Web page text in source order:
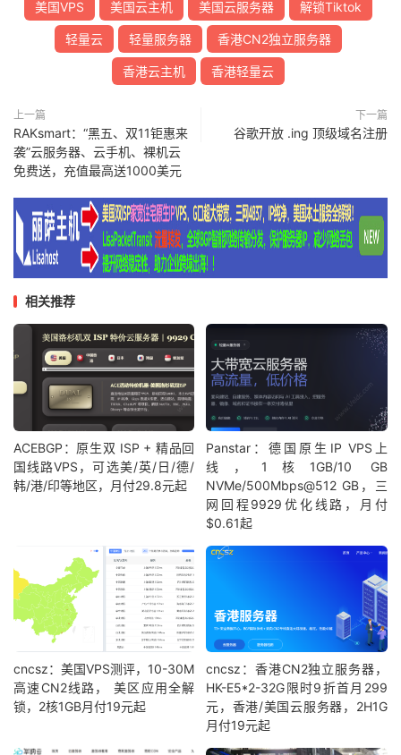
美国VPS 美国云主机 美国云服务器 解锁Tiktok
轻量云 轻量服务器 香港CN2独立服务器
香港云主机 香港轻量云
上一篇
RAKsmart：“黑五、双11钜惠来
袭”云服务器、云手机、裸机云
免费送，充值最高送1000美元
下一篇
谷歌开放 .ing 顶级域名注册
相关推荐
ACEBGP：原生双 ISP + 精品回
国线路VPS，可选美/英/日/德/
韩/港/印等地区，月付29.8元起
Panstar：德国原生IP VPS上
线，1核1GB/10 GB
NVMe/500Mbps@512 GB，三
网回程9929优化线路，月付
$0.61起
cncsz：美国VPS测评，10-30M
高速CN2线路， 美区应用全解
锁，2核1GB月付19元起
cncsz：香港CN2独立服务器，
HK-E5*2-32G限时9折首月299
元，香港/美国云服务器，2H1G
月付19元起